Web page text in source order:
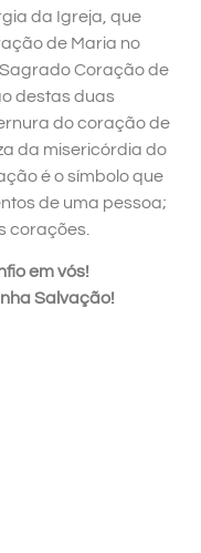
da Igreja, que
de Maria no
Coração de
destas duas
do coração de
da misericórdia do
é o símbolo que
de uma pessoa;
corações.
em vós!
Salvação!